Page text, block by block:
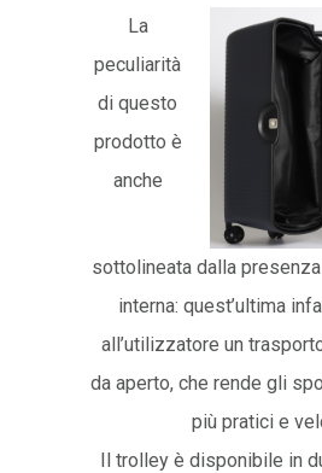
La
peculiarità
di questo
prodotto è
anche
sottolineata dalla
interna: quest’ultima
all’utilizzatore un
da aperto, che rende gli
più pratici e
Il trolley è disponibile in